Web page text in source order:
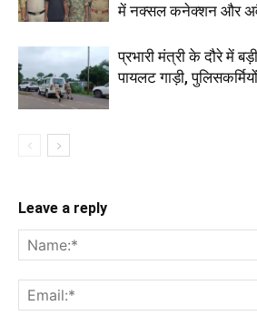
में नक्सल कनेक्शन और
प्रभारी मंत्री के दौरे में
पायलट गाड़ी,
Leave a reply